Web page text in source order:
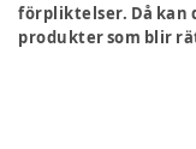
förpliktelser. Då kan
produkter som blir